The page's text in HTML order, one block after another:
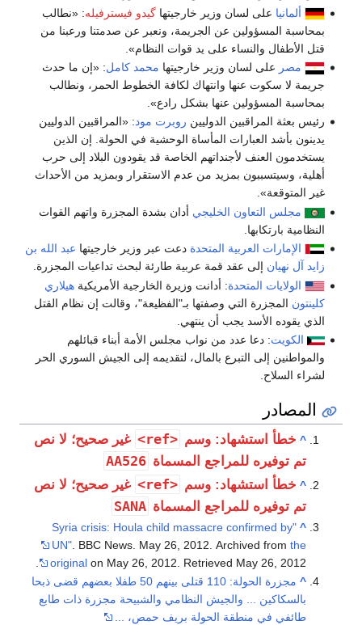
ألمانيا على لسان وزير خارجيتهاگيدو فيسترفيله: «نطالب
بمحاسبة المسؤولين عن الجريمة، ونعبر عن صدمتنا ورعبنا من
قتل الأطفال والنساء على يد قوات النظام».
مصر على لسان وزير خارجيتها محمد كامل: «إن ما حدث
جريمة لا سكوت عنها وانتهاك لكافة الخطوط الحمر، ونطالب
بمحاسبة المسؤولين عنها بشكل رادع».
رئيس بعثة المراقبين الدوليين روبرت مود: «المراقبين الدوليين
يدينون بأشد العبارات المأساة الوحشية في الحولة. إن الذين
يستخدمون العنف لأجنداتهم الخاصة قد يقودون البلاد إلى حرب
أهلية، وسيتسببون بمزيد من عدم الاستقرار وبمزيد من الأحداث
غير المتوقعة».
مجلس التعاون الخليجي أدان بشدة المجزرة واتهم القوات
النظامية بارتكابها.
الإمارات العربية المتحدة دعت عبر وزير خارجيتها عبد الله بن
زايد آل نهيان إلى عقد قمة عربية طارئة لبحث تداعيات المجزرة.
الولايات المتحدة: أدانت وزيرة الخارجية الأمريكيةهيلاري
كلينتون المجزرة التي وصفتها بـ"الفظيعة"، وقالت إن نظام القتل
الذي يقوده الأسد يجب أن ينتهي.
الكويت: دعا عدد من نواب مجلس الأمة أبناء قبائلهم
والمواطنين إلى التبرع بالمال، لتقديمه إلى الجيش السوري الحر
لشراء السلاح.
المصادر
^ خطأ استشهاد: وسم <ref>
غير صحيح؛ لا نص
تم توفيره للمراجع المسماة AA526
^ خطأ استشهاد: وسم <ref>
غير صحيح؛ لا نص
تم توفيره للمراجع المسماة SANA
^
"Syria crisis: Houla child massacre confirmed by
UN" . BBC News. May 26, 2012. Archived fromthe
original on May 26, 2012 . Retrieved May 26, 2012
^
مجزرة الحولة: 110 قتلى بينهم 50 طفلا بعضهم قضى ذبحا
بالسكاكين ... والجيش النظامي والشبيحة مجزرة ذات طابع
طائفي في منطقة الحولة بريف حمص، ...